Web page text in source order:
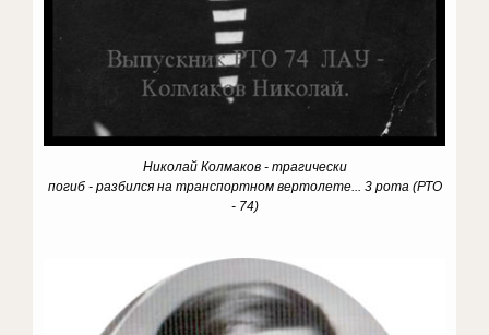
Николай Колмаков - трагически
погиб - разбился на транспортном вертолете... 3 рота (РТО
- 74)